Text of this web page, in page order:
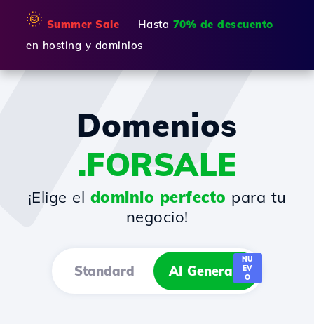
🌞 Summer Sale — Hasta 70% de descuento
en hosting y dominios
Domenios
.FORSALE
¡Elige el dominio perfecto para tu
negocio!
Standard AI Generator
NU
EV
O